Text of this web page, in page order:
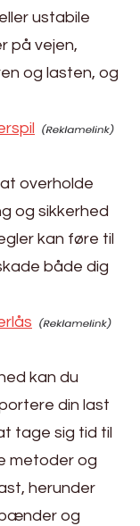
ustabile
på vejen,
og lasten, og
overholde
og sikkerhed
kan føre til
både dig
kan du
din last
tage sig tid til
metoder og
herunder
og